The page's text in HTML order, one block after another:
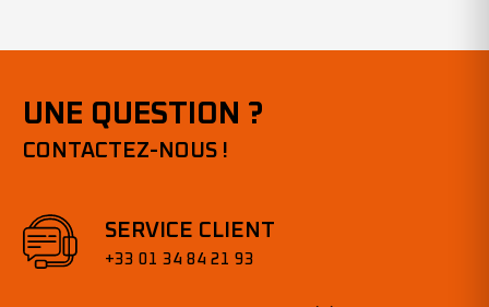
UNE QUESTION ?
CONTACTEZ-NOUS !
SERVICE CLIENT
+33 01 34 84 21 93